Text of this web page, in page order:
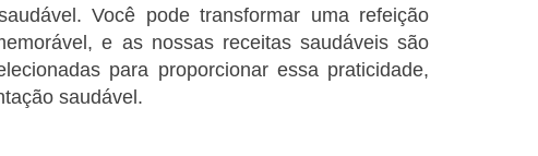
Você pode transformar uma refeição
e as nossas receitas saudáveis são
para proporcionar essa praticidade,
saudável.